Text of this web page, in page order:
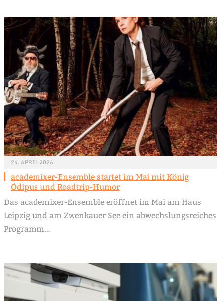
24. APRIL 2026
academixer-Ensemble startet im Mai mit König
Ödipus und Roadtrip-Humor
Das academixer-Ensemble eröffnet im Mai am Haus
Leipzig und am Zwenkauer See ein abwechslungsreiches
Programm…